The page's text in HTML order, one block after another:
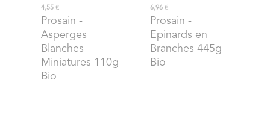
4,55 €
Prosain -
Asperges
Blanches
Miniatures 110g
Bio
6,96 €
Prosain -
Epinards en
Branches 445g
Bio